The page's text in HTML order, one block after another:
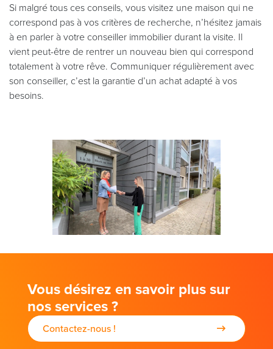
Si malgré tous ces conseils, vous visitez une maison qui ne
correspond pas à vos critères de recherche, n’hésitez jamais
à en parler à votre conseiller immobilier durant la visite. Il
vient peut-être de rentrer un nouveau bien qui correspond
totalement à votre rêve. Communiquer régulièrement avec
son conseiller, c’est la garantie d’un achat adapté à vos
besoins.
Vous désirez en savoir plus sur
nos services ?
Contactez-nous !